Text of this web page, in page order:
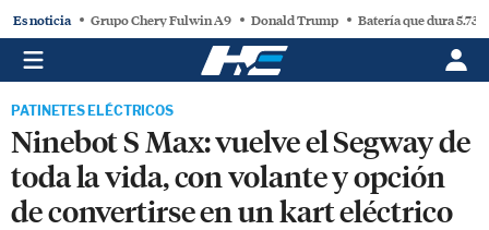
Es noticia Grupo Chery Fulwin A9 Donald Trump Batería que dura
PATINETES ELÉCTRICOS
Ninebot S Max: vuelve el Segway de
toda la vida, con volante y opción
de convertirse en un kart eléctrico